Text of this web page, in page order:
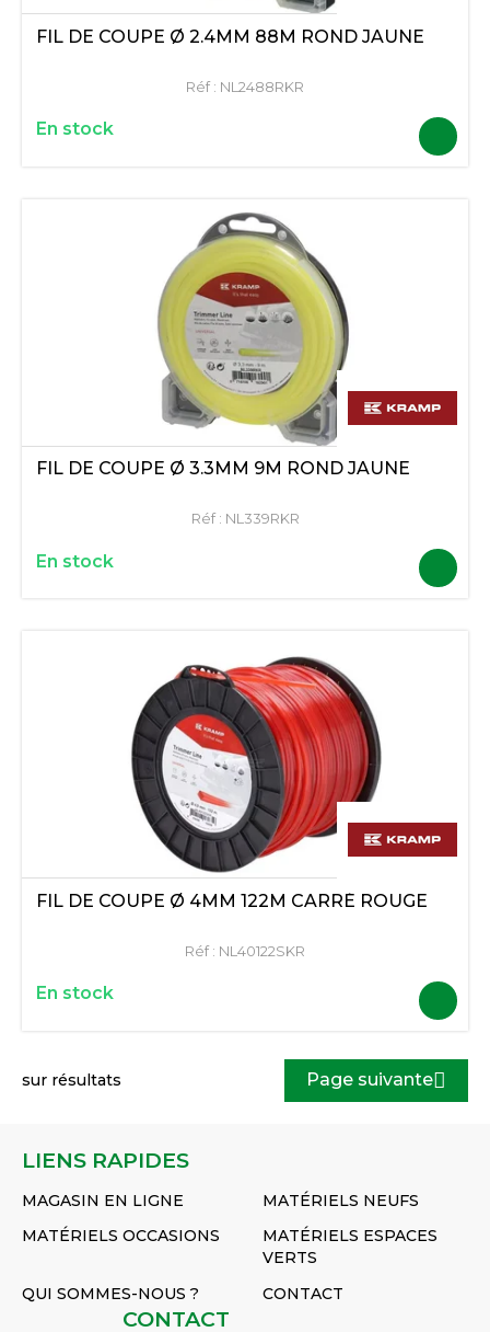
FIL DE COUPE Ø 2.4MM 88M ROND JAUNE
Réf : NL2488RKR
En stock
FIL DE COUPE Ø 3.3MM 9M ROND JAUNE
Réf : NL339RKR
En stock
FIL DE COUPE Ø 4MM 122M CARRÉ ROUGE
Réf : NL40122SKR
En stock
sur résultats Page suivante
LIENS RAPIDES
MAGASIN EN LIGNE
MATÉRIELS NEUFS
MATÉRIELS OCCASIONS
MATÉRIELS ESPACES
VERTS
QUI SOMMES-NOUS ?
CONTACT
CONTACT